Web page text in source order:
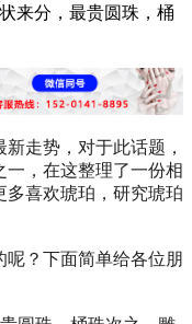
来分，最贵圆珠，桶
走势，对于此话题，
，在这整理了一份相
多喜欢琥珀，研究琥珀
？下面简单给各位朋